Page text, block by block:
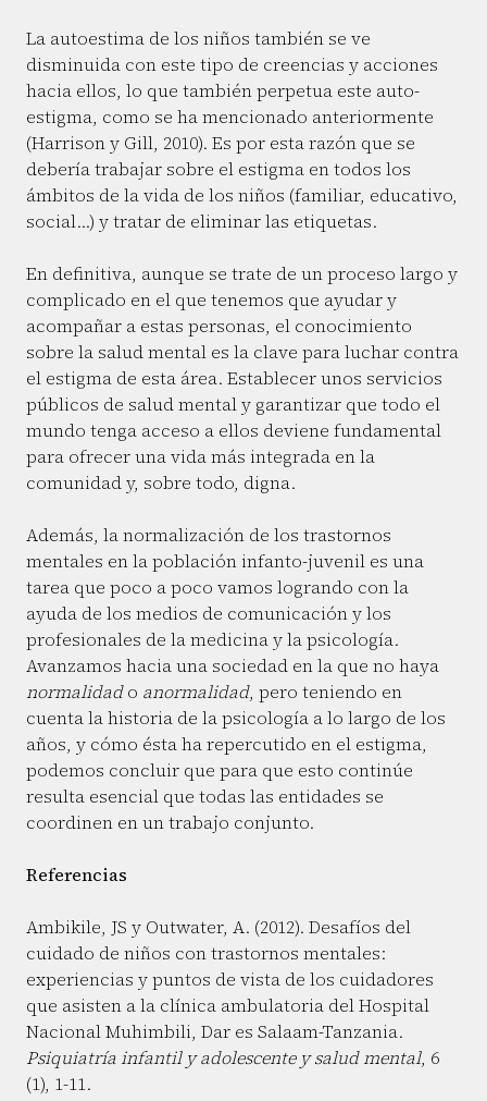
La autoestima de los niños también se ve
disminuida con este tipo de creencias y acciones
hacia ellos, lo que también perpetua este auto-
estigma, como se ha mencionado anteriormente
(Harrison y Gill, 2010). Es por esta razón que se
debería trabajar sobre el estigma en todos los
ámbitos de la vida de los niños (familiar, educativo,
social…) y tratar de eliminar las etiquetas.
En definitiva, aunque se trate de un proceso largo y
complicado en el que tenemos que ayudar y
acompañar a estas personas, el conocimiento
sobre la salud mental es la clave para luchar contra
el estigma de esta área. Establecer unos servicios
públicos de salud mental y garantizar que todo el
mundo tenga acceso a ellos deviene fundamental
para ofrecer una vida más integrada en la
comunidad y, sobre todo, digna.
Además, la normalización de los trastornos
mentales en la población infanto-juvenil es una
tarea que poco a poco vamos logrando con la
ayuda de los medios de comunicación y los
profesionales de la medicina y la psicología.
Avanzamos hacia una sociedad en la que no haya
normalidado anormalidad, pero teniendo en
cuenta la historia de la psicología a lo largo de los
años, y cómo ésta ha repercutido en el estigma,
podemos concluir que para que esto continúe
resulta esencial que todas las entidades se
coordinen en un trabajo conjunto.
Referencias
Ambikile, JS y Outwater, A. (2012). Desafíos del
cuidado de niños con trastornos mentales:
experiencias y puntos de vista de los cuidadores
que asisten a la clínica ambulatoria del Hospital
Nacional Muhimbili, Dar es Salaam-Tanzania.
Psiquiatría infantil y adolescente y salud mental, 6
(1), 1-11.